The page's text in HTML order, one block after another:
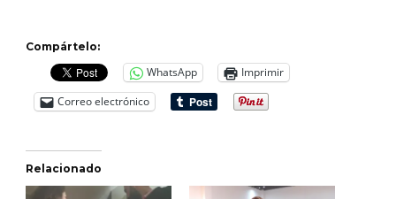
Compártelo:
WhatsApp
Imprimir
Correo electrónico
Relacionado